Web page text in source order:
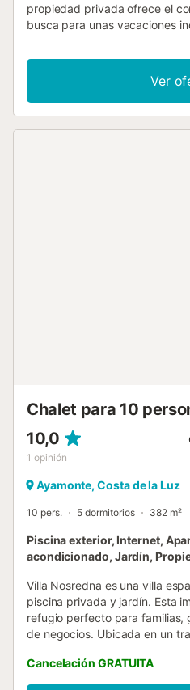
propiedad privada ofrece el
busca para unas vacaciones
doble, así como 3 sofás
completos y 3 cocinas
habitaciones cuentan con aire
disponible en toda la
Ver
Chalet para 10
10,0
1 opinión
Ayamonte, Costa de la Luz
10 pers. 5 dormitorios 382 m²
Piscina exterior, Internet,
acondicionado, Jardín,
Villa Nosredna es una villa
piscina privada y jardín. Esta
refugio perfecto para familias,
de negocios. Ubicada en un
Isla Canela Links, en Costa
interior espacioso y bien
Cancelación GRATUITA